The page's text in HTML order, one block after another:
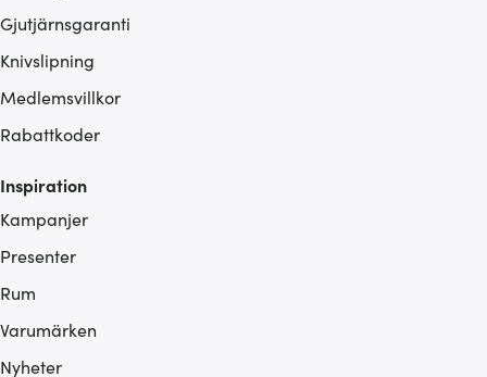
Gjutjärnsgaranti
Knivslipning
Medlemsvillkor
Rabattkoder
Inspiration
Kampanjer
Presenter
Rum
Varumärken
Nyheter